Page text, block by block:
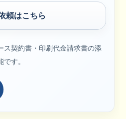
頼はこちら
ス契約書・印刷代金請求書の添
す。